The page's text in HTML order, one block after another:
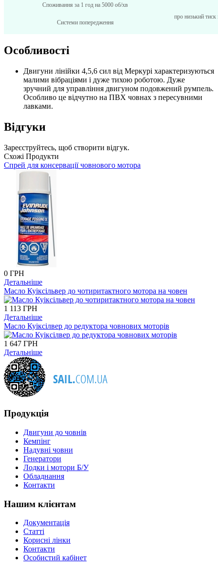
Споживання за 1 год на 5000 об/хв
Системи попередження
про низький
Особливості
Двигуни лінійки 4,5,6 сил від Меркурі характеризуються
малими вібраціями і дуже тихою роботою. Дуже
зручний для управління двигуном подовжений румпель.
Особливо це відчутно на ПВХ човнах з пересувними
лавками.
Відгуки
Зареєструйтесь, щоб створити відгук.
Схожі Продукти
Спрей для консервації човнового мотора
0 ГРН
Детальніше
Масло Куіксільвер до чотиритактного мотора на човен
1 113 ГРН
Детальніше
Масло Куіксілвер до редуктора човнових моторів
1 647 ГРН
Детальніше
Продукція
Двигуни до човнів
Кемпінг
Надувні човни
Генератори
Лодки і мотори Б/У
Обладнання
Контакти
Нашим клієнтам
Документація
Статті
Корисні лінки
Контакти
Особистий кабінет